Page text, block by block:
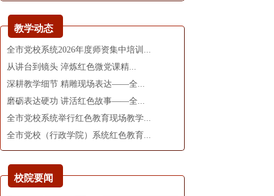
教学动态
全市党校系统2026年度师资集中培训...
从讲台到镜头 淬炼红色微党课精...
深耕教学细节 精雕现场表达——全...
磨砺表达硬功 讲活红色故事——全...
全市党校系统举行红色教育现场教学...
全市党校（行政学院）系统红色教育...
校院要闻